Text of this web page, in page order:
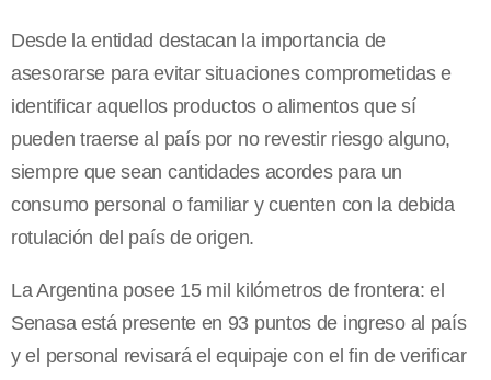
Desde la entidad destacan la importancia de
asesorarse para evitar situaciones comprometidas e
identificar aquellos productos o alimentos que sí
pueden traerse al país por no revestir riesgo alguno,
siempre que sean cantidades acordes para un
consumo personal o familiar y cuenten con la debida
rotulación del país de origen.
La Argentina posee 15 mil kilómetros de frontera: el
Senasa está presente en 93 puntos de ingreso al país
y el personal revisará el equipaje con el fin de verificar